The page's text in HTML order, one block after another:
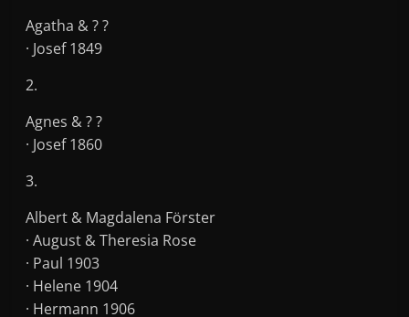
Agatha & ? ?
· Josef 1849
2.
Agnes & ? ?
· Josef 1860
3.
Albert & Magdalena Förster
· August & Theresia Rose
· Paul 1903
· Helene 1904
· Hermann 1906